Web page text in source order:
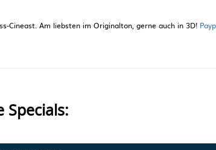
Cineast. Am liebsten im Originalton, gerne auch in 3D!
Specials: